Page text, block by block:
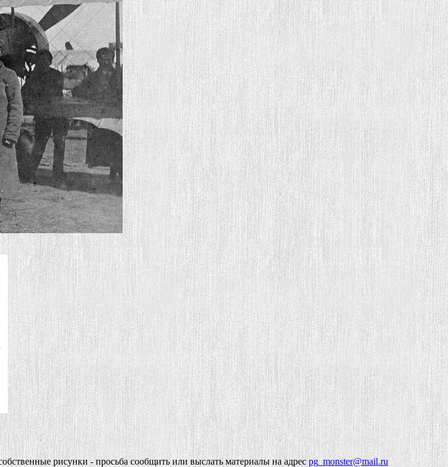
рисунки - просьба сообщить или выслать материалы на адресpg_monster@mail.ru